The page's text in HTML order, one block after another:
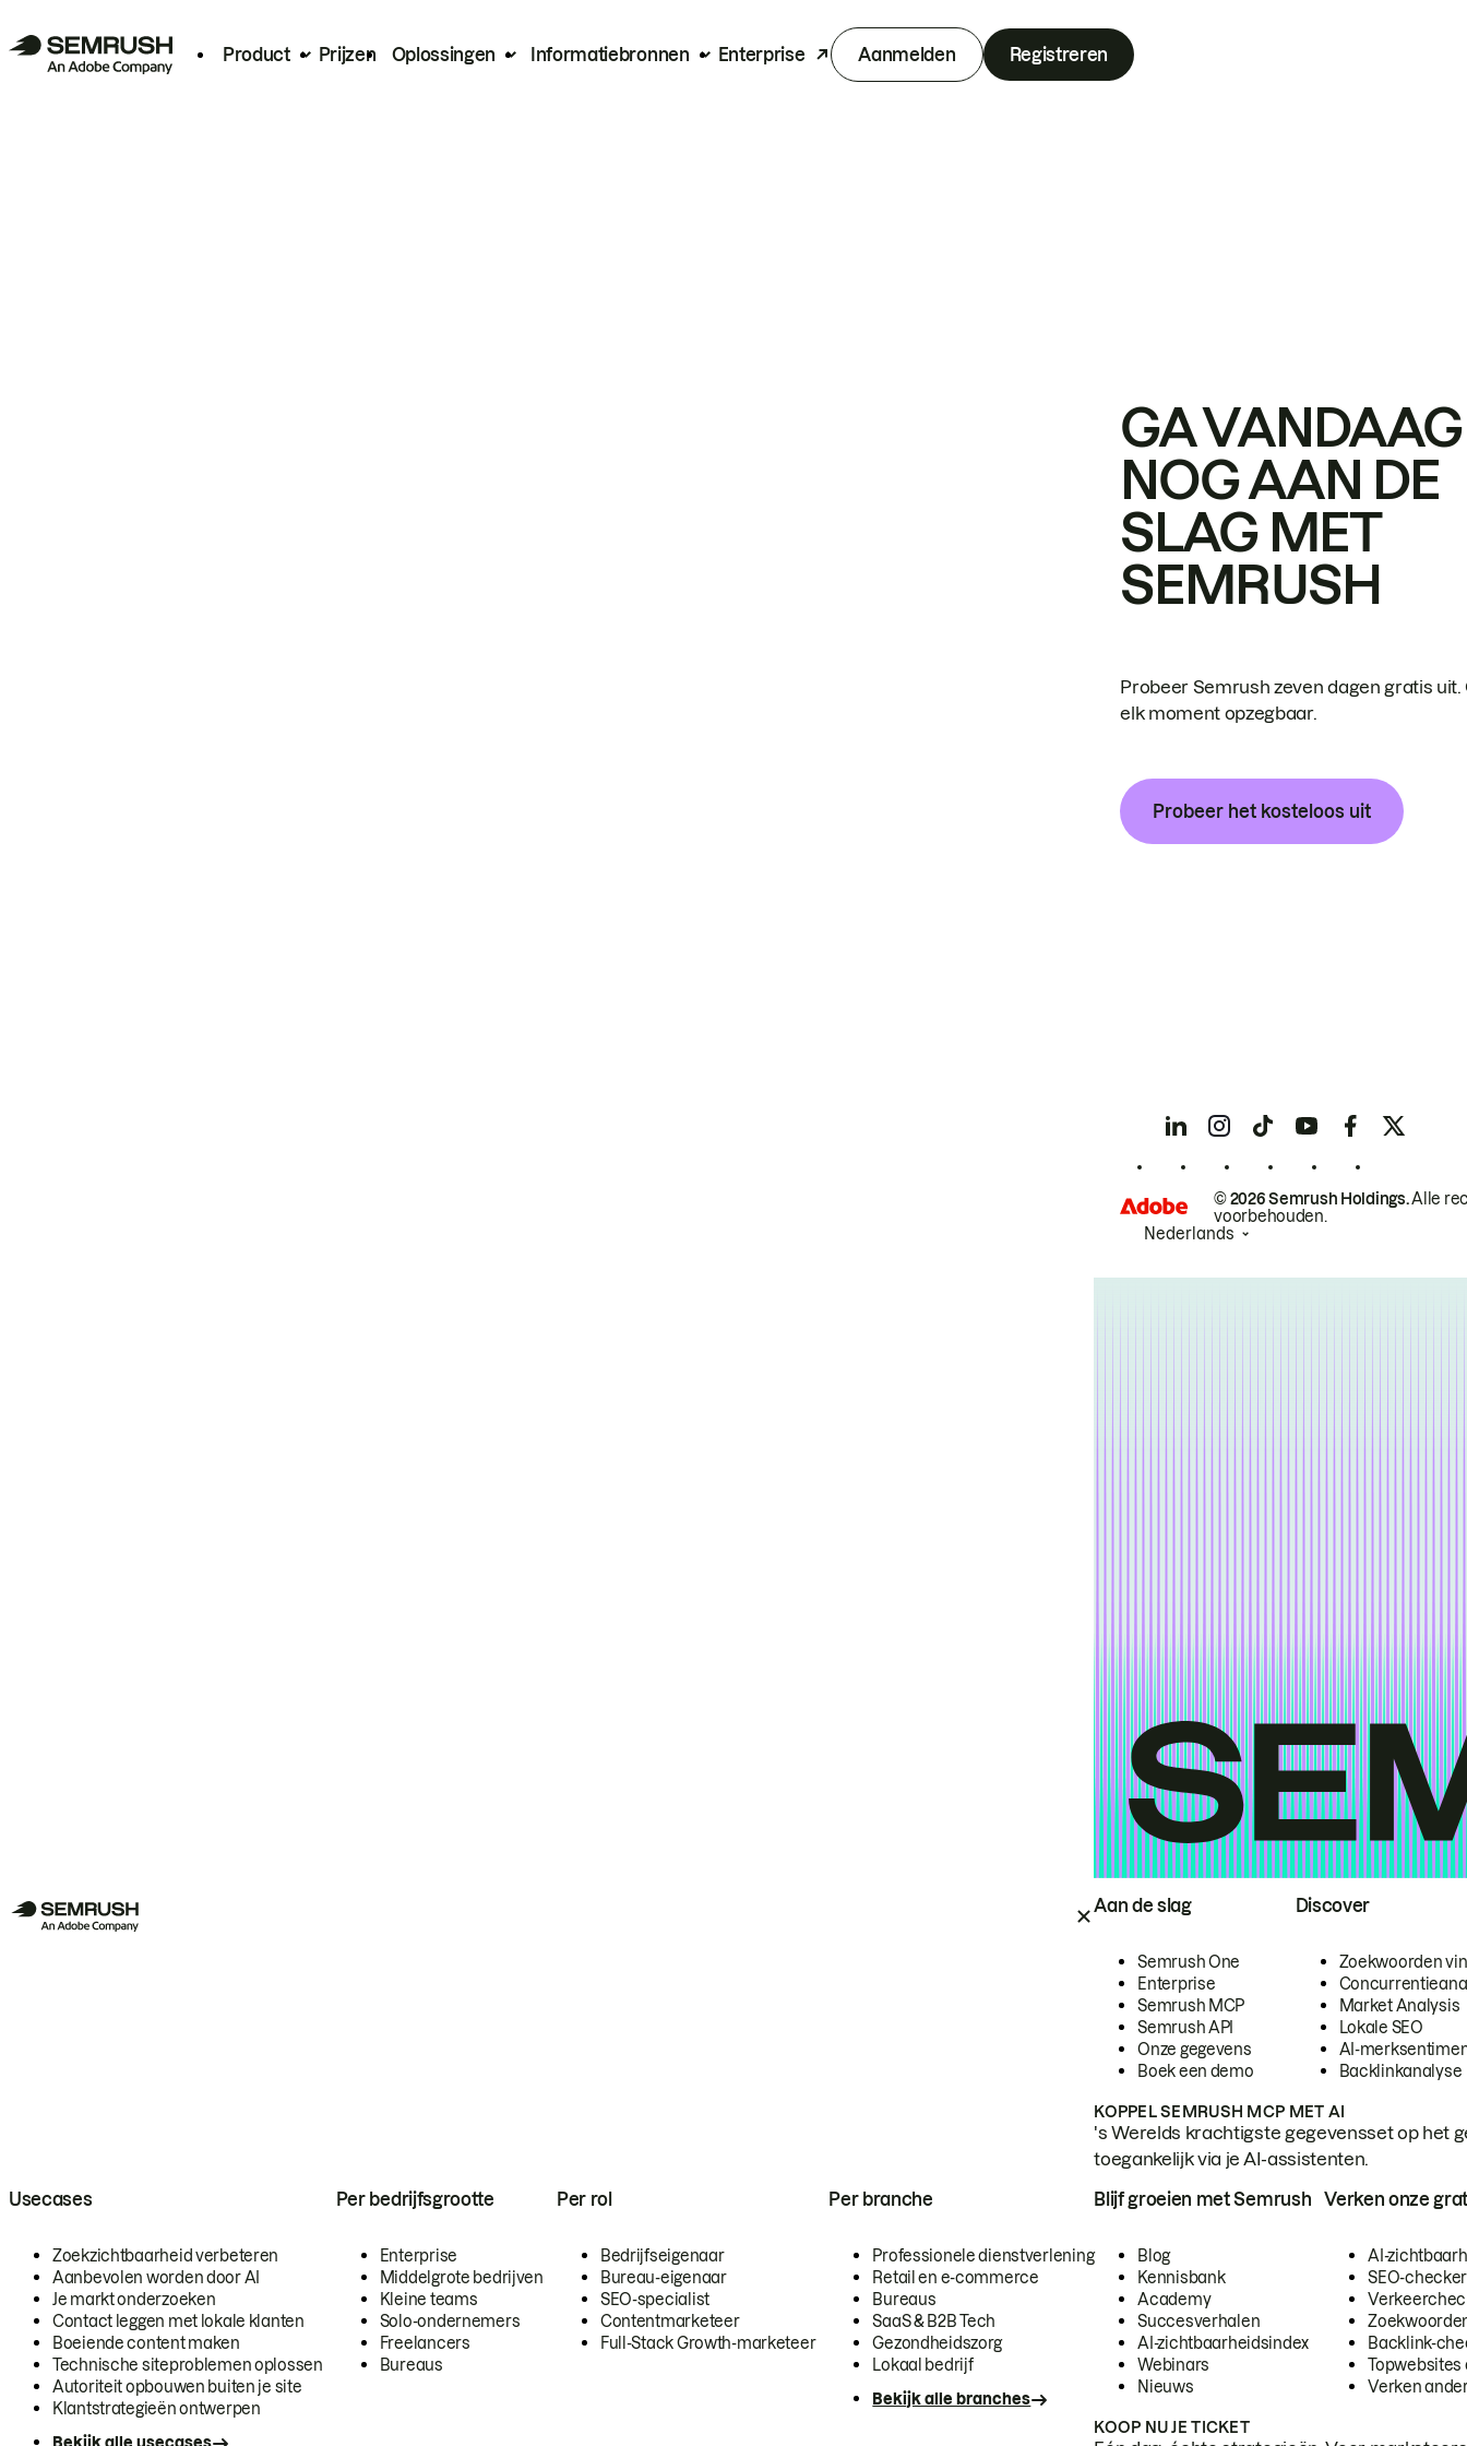
Product Prijzen Oplossingen Informatiebronnen Enterprise Aanmelden Registreren
Aan de slag
Semrush One
Enterprise
Semrush MCP
Semrush API
Onze gegevens
Boek een demo
Discover
Zoekwoorden
Market Analysis
Lokale SEO
AI-
Backlinkanalyse
KOPPEL SEMRUSH MCP MET AI
's Werelds krachtigste gegevensset op het
toegankelijk via je AI-assistenten.
Usecases
Zoekzichtbaarheid verbeteren
Aanbevolen worden door AI
Je markt onderzoeken
Contact leggen met lokale klanten
Boeiende content maken
Technische siteproblemen oplossen
Autoriteit opbouwen buiten je site
Klantstrategieën ontwerpen
Per bedrijfsgrootte
Enterprise
Middelgrote bedrijven
Kleine teams
Solo-ondernemers
Freelancers
Bureaus
Per rol
Bedrijfseigenaar
Bureau-eigenaar
SEO-specialist
Contentmarketeer
Full-Stack Growth-marketeer
Per branche
Professionele dienstverlening
Retail en e-commerce
Bureaus
SaaS & B2B Tech
Gezondheidszorg
Lokaal bedrijf
Bekijk alle branches
Blijf groeien met Semrush
Blog
Kennisbank
Academy
Succesverhalen
AI-zichtbaarheidsindex
Webinars
Nieuws
Verken onze
AI-
SEO-checker
Backlink-
Topwebsites
Verken
KOOP NU JE TICKET
GA VANDAAG
NOG AAN DE
SLAG MET
SEMRUSH
Probeer Semrush zeven dagen gratis uit.
elk moment opzegbaar.
Probeer het kosteloos uit
© 2026 Semrush Holdings.Alle
voorbehouden.
Nederlands